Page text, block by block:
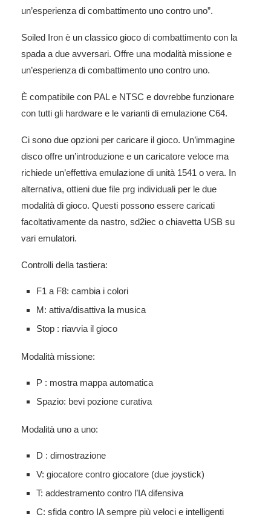
un’esperienza di combattimento uno contro uno”.
Soiled Iron è un classico gioco di combattimento con la
spada a due avversari. Offre una modalità missione e
un’esperienza di combattimento uno contro uno.
È compatibile con PAL e NTSC e dovrebbe funzionare
con tutti gli hardware e le varianti di emulazione C64.
Ci sono due opzioni per caricare il gioco. Un’immagine
disco offre un’introduzione e un caricatore veloce ma
richiede un’effettiva emulazione di unità 1541 o vera. In
alternativa, ottieni due file prg individuali per le due
modalità di gioco. Questi possono essere caricati
facoltativamente da nastro, sd2iec o chiavetta USB su
vari emulatori.
Controlli della tastiera:
F1 a F8: cambia i colori
M: attiva/disattiva la musica
Stop : riavvia il gioco
Modalità missione:
P : mostra mappa automatica
Spazio: bevi pozione curativa
Modalità uno a uno:
D : dimostrazione
V: giocatore contro giocatore (due joystick)
T: addestramento contro l’IA difensiva
C: sfida contro IA sempre più veloci e intelligenti